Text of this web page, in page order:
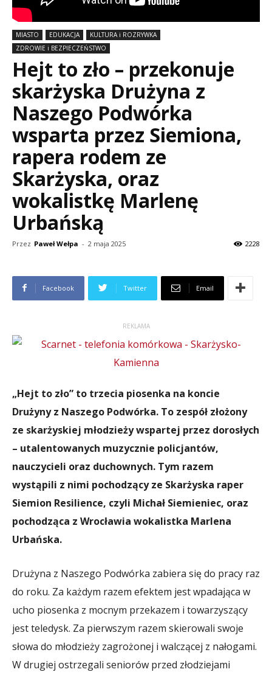
MIASTO EDUKACJA
KULTURA i ROZRYWKA
ZDROWIE i BEZPIECZEŃSTWO
Hejt to zło – przekonuje
skarżyska Drużyna z
Naszego Podwórka
wsparta przez Siemiona,
rapera rodem ze
Skarżyska, oraz
wokalistkę Marlenę
Urbańską
Przez Paweł Wełpa - 2 maja 2025 2228
Facebook Twitter Email
REKLAMA
„Hejt to zło” to trzecia piosenka na koncie
Drużyny z Naszego Podwórka. To zespół złożony
ze skarżyskiej młodzieży wspartej przez dorosłych
– utalentowanych muzycznie policjantów,
nauczycieli oraz duchownych. Tym razem
wystąpili z nimi pochodzący ze Skarżyska raper
Siemion Resilience, czyli Michał Siemieniec, oraz
pochodząca z Wrocławia wokalistka Marlena
Urbańska.
Drużyna z Naszego Podwórka zabiera się do pracy raz
do roku. Za każdym razem efektem jest wpadająca w
ucho piosenka z mocnym przekazem i towarzyszący
jest teledysk. Za pierwszym razem skierowali swoje
słowa do młodzieży zagrożonej i walczącej z nałogami.
W drugiej ostrzegali seniorów przed złodziejami